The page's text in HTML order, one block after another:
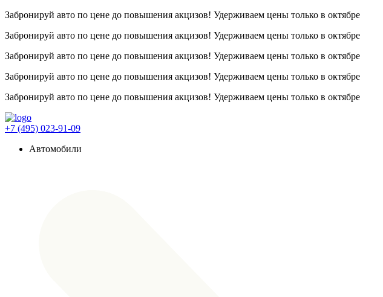
Забронируй авто по цене до повышения акцизов! Удерживаем цены только в октябре
Забронируй авто по цене до повышения акцизов! Удерживаем цены только в октябре
Забронируй авто по цене до повышения акцизов! Удерживаем цены только в октябре
Забронируй авто по цене до повышения акцизов! Удерживаем цены только в октябре
Забронируй авто по цене до повышения акцизов! Удерживаем цены только в октябре
+7 (495) 023-91-09
Автомобили